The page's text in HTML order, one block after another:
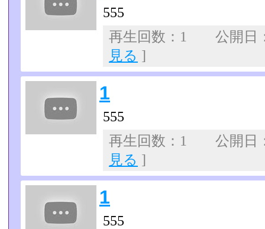
555
再生回数：1 公開
見る ]
1
555
再生回数：1 公開
見る ]
1
555